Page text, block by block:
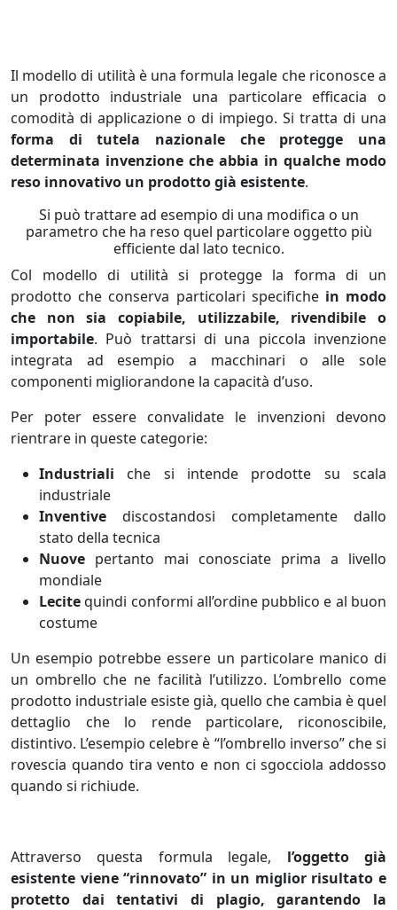
Il modello di utilità è una formula legale che riconosce a
un prodotto industriale una particolare efficacia o
comodità di applicazione o di impiego. Si tratta di una
forma di tutela nazionale che protegge una
determinata invenzione che abbia in qualche modo
reso innovativo un prodotto già esistente.
Si può trattare ad esempio di una modifica o un
parametro che ha reso quel particolare oggetto più
efficiente dal lato tecnico.
Col modello di utilità si protegge la forma di un
prodotto che conserva particolari specifiche in modo
che non sia copiabile, utilizzabile, rivendibile o
importabile. Può trattarsi di una piccola invenzione
integrata ad esempio a macchinari o alle sole
componenti migliorandone la capacità d’uso.
Per poter essere convalidate le invenzioni devono
rientrare in queste categorie:
Industriali che si intende prodotte su scala
industriale
Inventive discostandosi completamente dallo
stato della tecnica
Nuove pertanto mai conosciate prima a livello
mondiale
Lecitequindi conformi all’ordine pubblico e al buon
costume
Un esempio potrebbe essere un particolare manico di
un ombrello che ne facilità l’utilizzo. L’ombrello come
prodotto industriale esiste già, quello che cambia è quel
dettaglio che lo rende particolare, riconoscibile,
distintivo. L’esempio celebre è “l’ombrello inverso” che si
rovescia quando tira vento e non ci sgocciola addosso
quando si richiude.
Attraverso questa formula legale, l’oggetto già
esistente viene “rinnovato” in un miglior risultato e
protetto dai tentativi di plagio, garantendo la